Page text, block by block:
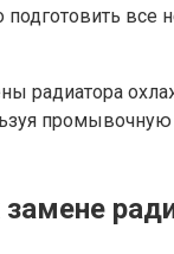
подготовить
радиатора